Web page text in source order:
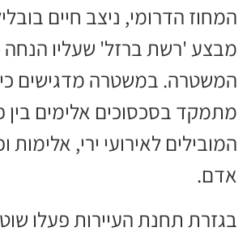
המחוז הדרומי, ניצב חיים
מבצע 'רשת ברזל' שעליו
המשטרה. במשטרה מדגישים
מתמקד בסכסוכים אלימים בין
המובילים לאירועי ירי, אלימות
אדם.
בגזרת תחנת העיירות פעלו